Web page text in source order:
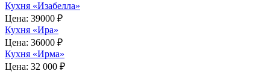
Кухня «Изабелла»
Цена: 39000 ₽
Кухня «Ира»
Цена: 36000 ₽
Кухня «Ирма»
Цена: 32 000 ₽